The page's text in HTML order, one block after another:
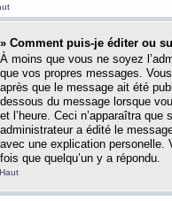
» Comment puis-je éditer ou
À moins que vous ne soyez
que vos propres messages.
après que le message ait été
dessous du message lorsque
et l’heure. Ceci n’apparaîtra
administrateur a édité le
avec une explication personelle.
fois que quelqu’un y a répondu.
Haut